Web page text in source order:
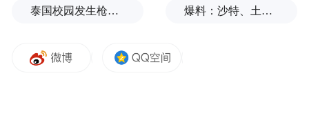
泰国校园发生枪击案，已致7人死亡 爆料：沙特、土耳其、巴基斯坦将签署重要协议